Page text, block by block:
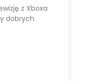
z Xboxa
dobrych